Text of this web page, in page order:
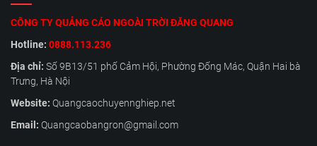
CÔNG TY QUẢNG CÁO NGOÀI TRỜI ĐĂNG QUANG
Hotline: 0888.113.236
Địa chỉ: Số 9B13/51 phố Cảm Hội, Phường Đống Mác, Quận Hai bà
Trưng, Hà Nội
Website: Quangcaochuyennghiep.net
Email: Quangcaobangron@gmail.com